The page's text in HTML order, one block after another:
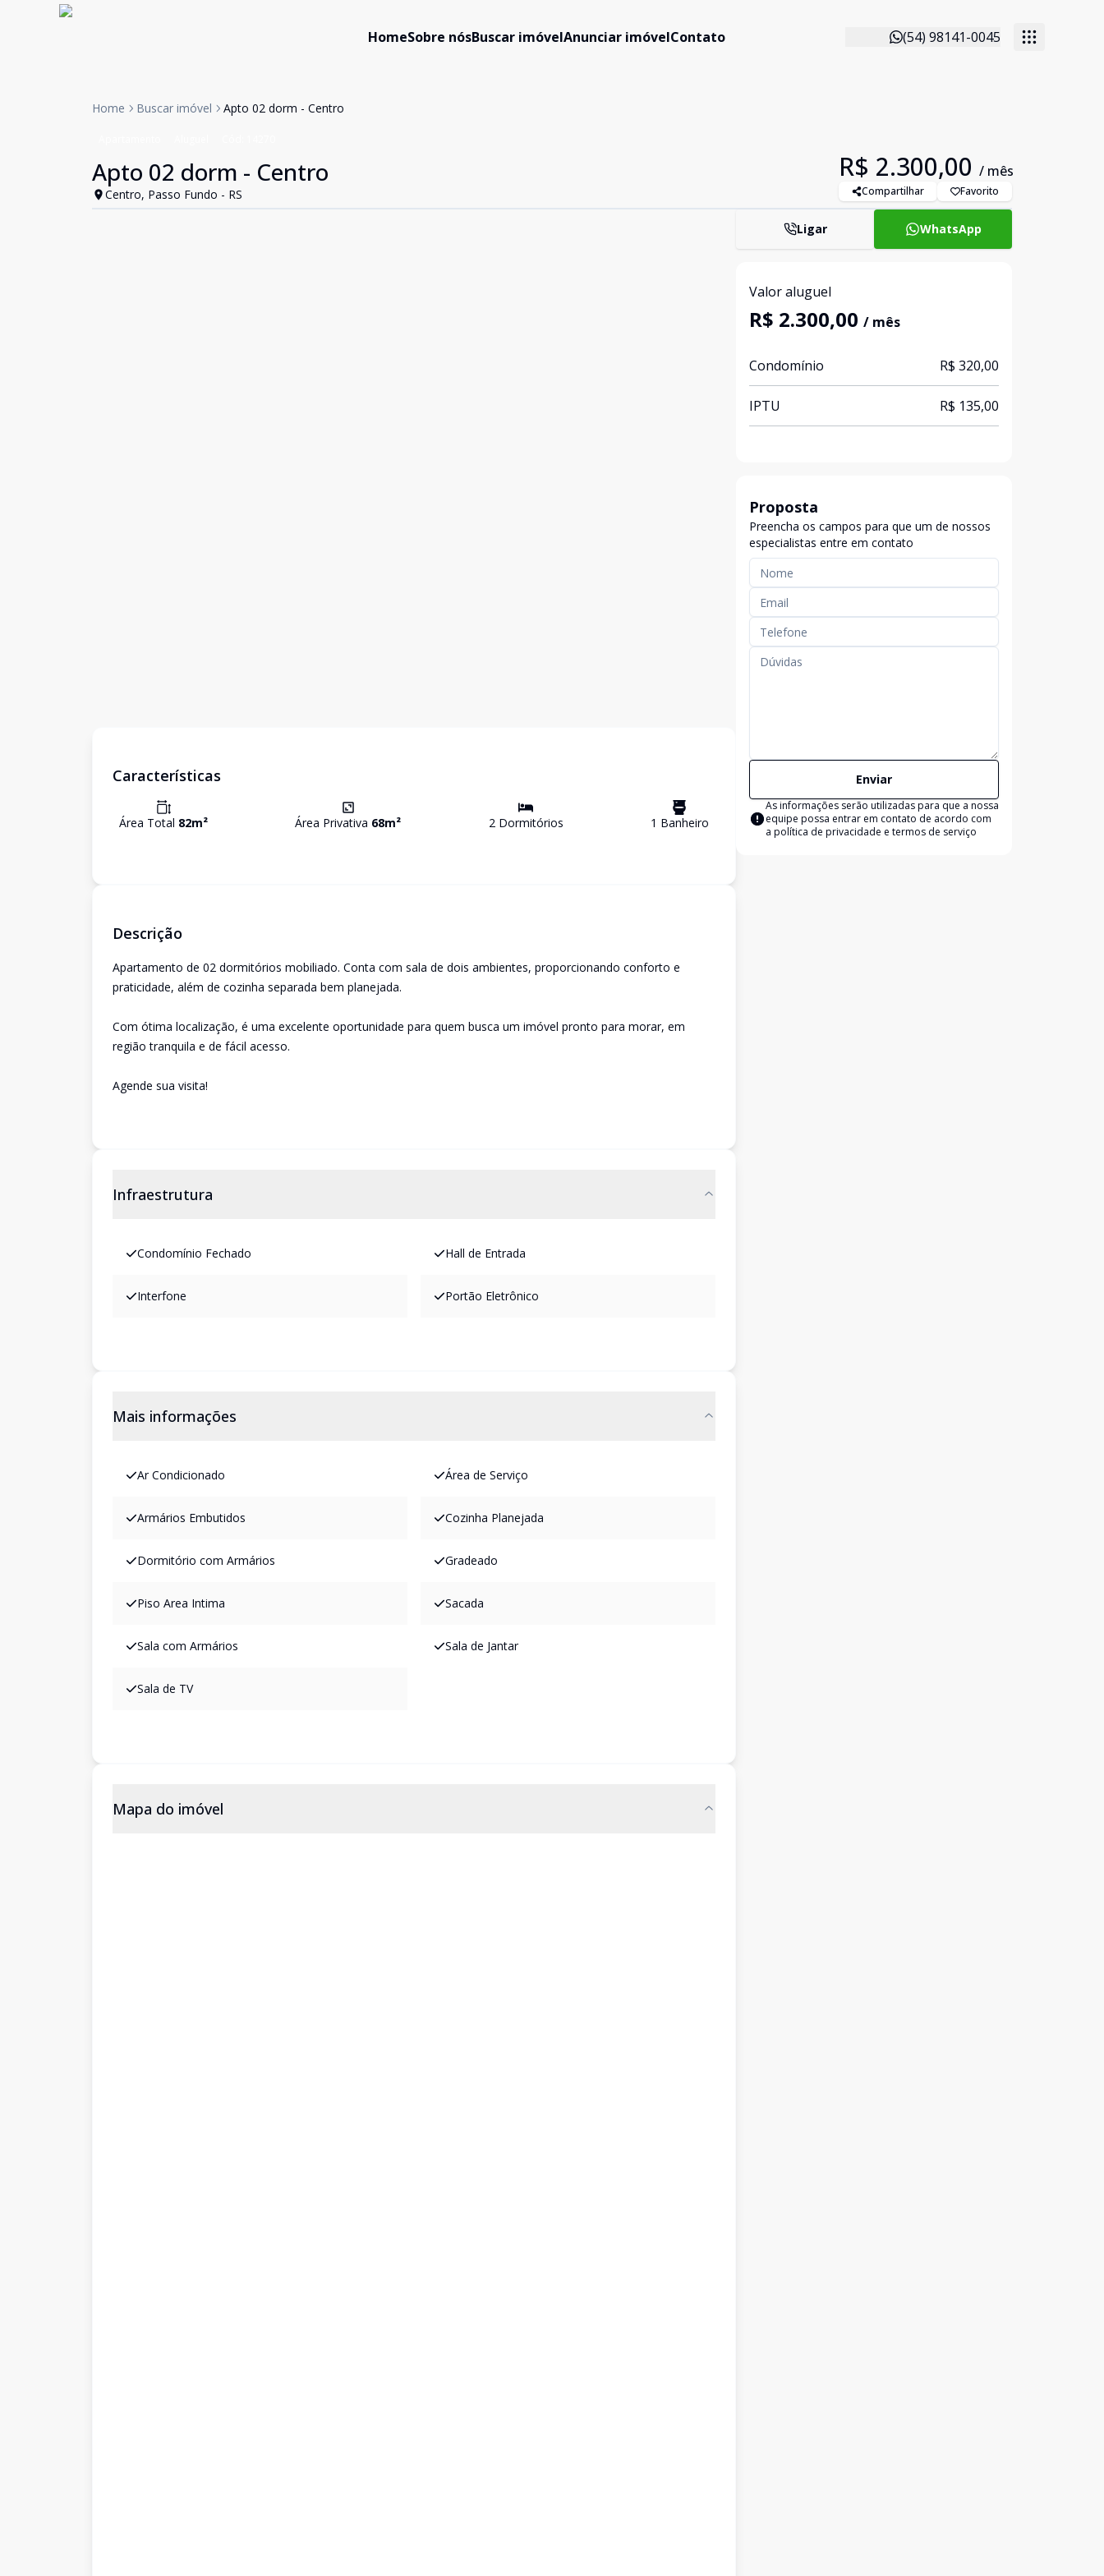
HomeSobre nósBuscar imóvelAnunciar imóvelContato (54) 98141-0045
Home Buscar imóvel Apto 02 dorm - Centro
Apto 02 dorm - Centro
Centro, Passo Fundo - RS
R$ 2.300,00 / mês
Compartilhar Favorito
Características
Área Total 82m² Área Privativa 68m² 2Dormitórios 1 Banheiro
Descrição
Apartamento de 02 dormitórios mobiliado. Conta com sala de dois ambientes, proporcionando conforto e
praticidade, além de cozinha separada bem planejada.
Com ótima localização, é uma excelente oportunidade para quem busca um imóvel pronto para morar, em
região tranquila e de fácil acesso.
Agende sua visita!
Infraestrutura
Condomínio Fechado Hall de Entrada
Interfone Portão Eletrônico
Mais informações
Ar Condicionado Área de Serviço
Armários Embutidos Cozinha Planejada
Dormitório com Armários Gradeado
Piso Area Intima Sacada
Sala com Armários Sala de Jantar
Sala de TV
Mapa do imóvel
Ligar WhatsApp
Valor aluguel
R$ 2.300,00 / mês
Condomínio R$ 320,00
IPTU R$ 135,00
Proposta
Preencha os campos para que um de nossos
especialistas entre em contato
Enviar
As informações serão utilizadas para que a nossa
equipe possa entrar em contato de acordo com
a política de privacidade e termos de serviço